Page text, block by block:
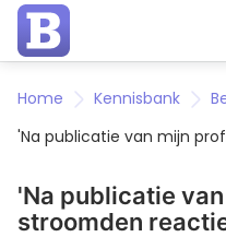
Home Kennisbank
'Na publicatie van mijn
'Na publicatie
stroomden